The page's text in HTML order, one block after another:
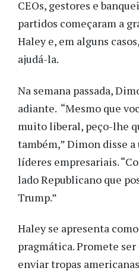
CEOs, gestores e
partidos começaram a
Haley e, em alguns
ajudá-la.
Na semana passada,
adiante. “Mesmo que
muito liberal, peço-lhe
também,” Dimon disse
líderes empresariais.
lado Republicano que
Trump.”
Haley se apresenta
pragmática. Promete
enviar tropas